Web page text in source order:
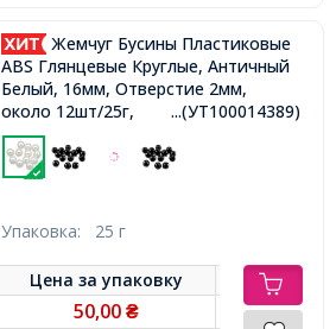
Жемчуг Бусины Пластиковые
ABS Глянцевые Круглые, Античный
Белый, 16мм, Отверстие 2мм,
около 12шт/25г,
...(УТ100014389)
Упаковка: 25 г
Цена заупаковку
50,00₴